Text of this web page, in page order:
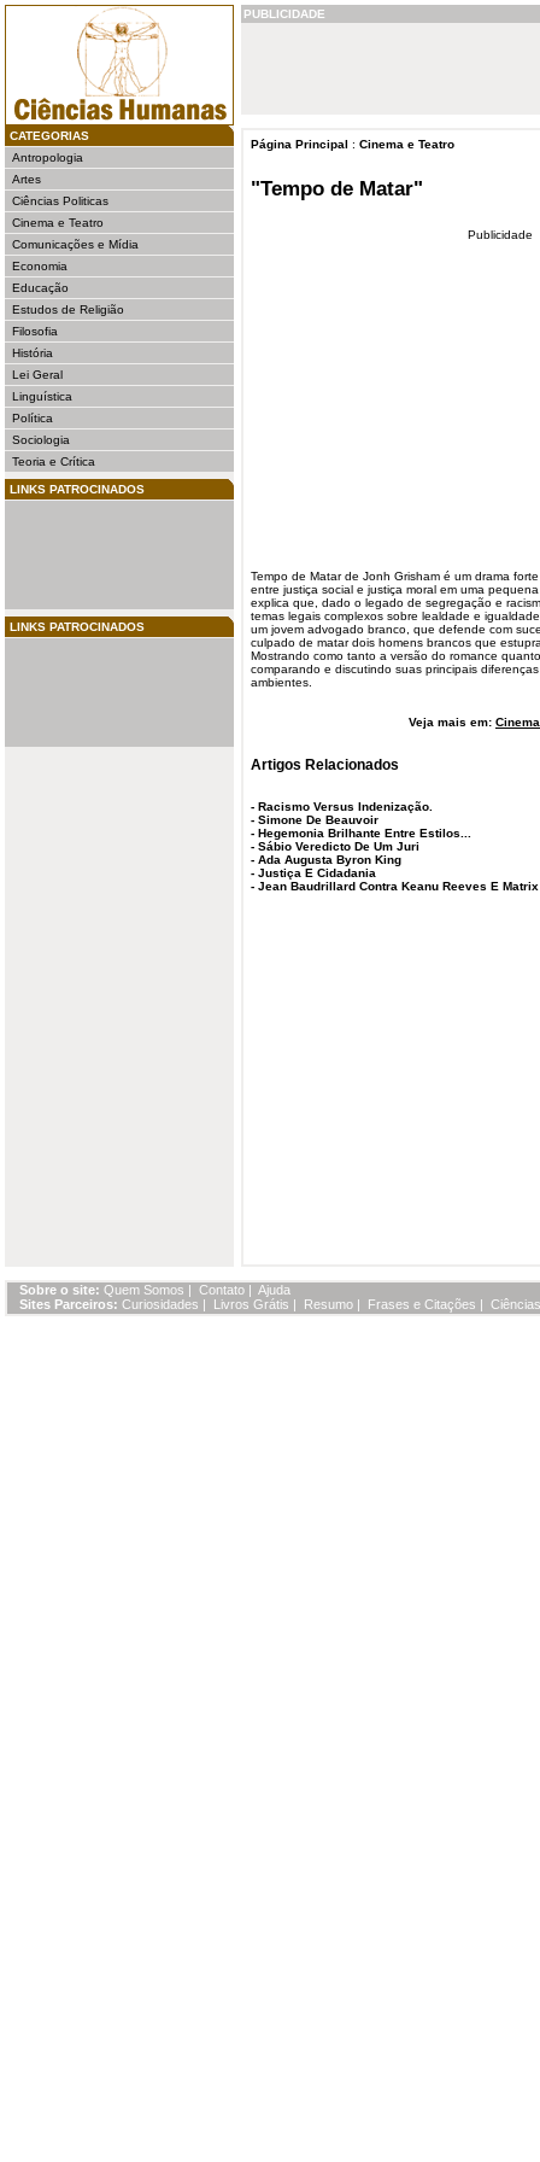
CATEGORIAS
Antropologia
Artes
Ciências Politicas
Cinema e Teatro
Comunicações e Mídia
Economia
Educação
Estudos de Religião
Filosofia
História
Lei Geral
Linguística
Política
Sociologia
Teoria e Crítica
LINKS PATROCINADOS
LINKS PATROCINADOS
PUBLICIDADE
Página Principal : Cinema e Teatro
"Tempo de Matar"
Publicidade
Tempo de Matarde Jonh Grisham é um drama
entre justiça social e justiça moral em uma
explica que, dado o legado de segregação e
temas legais complexos sobre lealdade e
um jovem advogado branco, que defende com
culpado de matar dois homens brancos que
Mostrando como tanto a versão do romance
comparando e discutindo suas principais
ambientes.
Veja mais em:
Artigos Relacionados
- Racismo Versus Indenização.
- Simone De Beauvoir
- Hegemonia Brilhante Entre Estilos...
- Sábio Veredicto De Um Juri
- Ada Augusta Byron King
- Justiça E Cidadania
- Jean Baudrillard Contra Keanu Reeves E Matrix
Sobre o site: Quem Somos | Contato | Ajuda
Sites Parceiros: Curiosidades | Livros Grátis | Resumo | Frases e Citações |